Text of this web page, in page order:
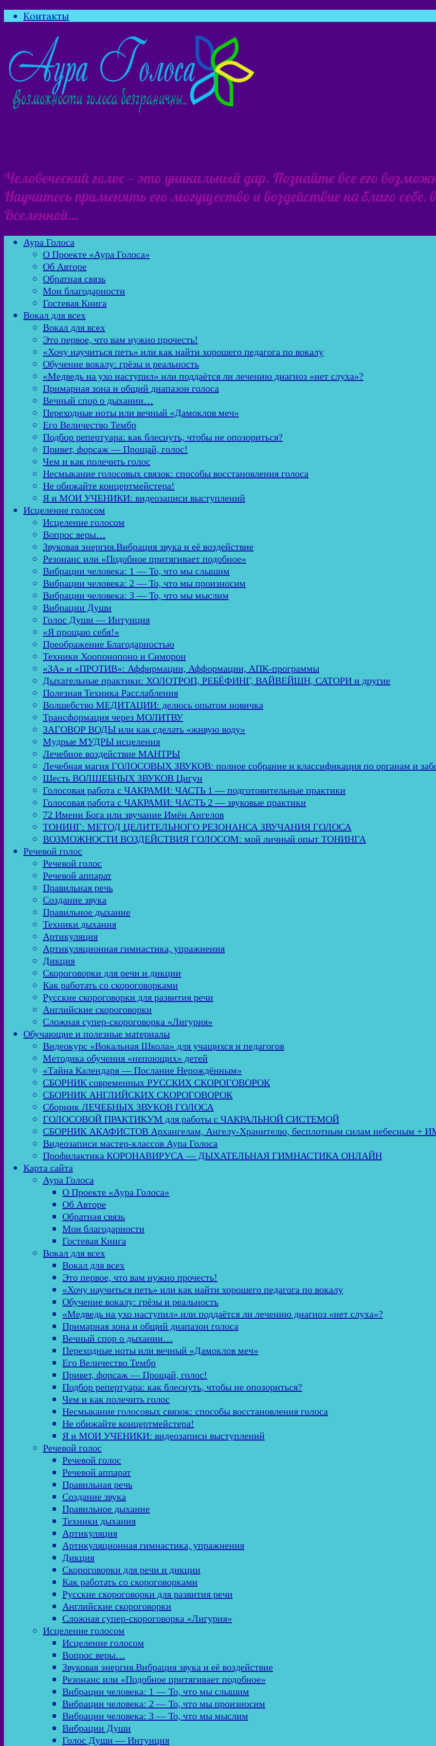
Контакты
Человеческий голос — это уникальный дар. Познайте все его
Научитесь применять его могущество и воздействие на благо
Вселенной…
Аура Голоса
О Проекте «Аура Голоса»
Об Авторе
Обратная связь
Мои благодарности
Гостевая Книга
Вокал для всех
Вокал для всех
Это первое, что вам нужно прочесть!
«Хочу научиться петь» или как найти хорошего педагога по вокалу
Обучение вокалу: грёзы и реальность
«Медведь на ухо наступил» или поддаётся ли лечению диагноз «нет слуха»?
Примарная зона и общий диапазон голоса
Вечный спор о дыхании…
Переходные ноты или вечный «Дамоклов меч»
Его Величество Тембр
Подбор репертуара: как блеснуть, чтобы не опозориться?
Привет, форсаж — Прощай, голос!
Чем и как полечить голос
Несмыкание голосовых связок: способы восстановления голоса
Не обижайте концертмейстера!
Я и МОИ УЧЕНИКИ: видеозаписи выступлений
Исцеление голосом
Исцеление голосом
Вопрос веры…
Звуковая энергия.Вибрация звука и её воздействие
Резонанс или «Подобное притягивает подобное»
Вибрации человека: 1 — То, что мы слышим
Вибрации человека: 2 — То, что мы произносим
Вибрации человека: 3 — То, что мы мыслим
Вибрации Души
Голос Души — Интуиция
«Я прощаю себя!»
Преображение Благодарностью
Техники Хоопонопоно и Симорон
«ЗА» и «ПРОТИВ»: Аффирмации, Афформации, АПК-программы
Дыхательные практики: ХОЛОТРОП, РЕБЁФИНГ, ВАЙВЕЙШН, САТОРИ и другие
Полезная Техника Расслабления
Волшебство МЕДИТАЦИИ: делюсь опытом новичка
Трансформация через МОЛИТВУ
ЗАГОВОР ВОДЫ или как сделать «живую воду»
Мудрые МУДРЫ исцеления
Лечебное воздействие МАНТРЫ
Лечебная магия ГОЛОСОВЫХ ЗВУКОВ: полное собрание и классификация по органам и
Шесть ВОЛШЕБНЫХ ЗВУКОВ Цигун
Голосовая работа с ЧАКРАМИ: ЧАСТЬ 1 — подготовительные практики
Голосовая работа с ЧАКРАМИ: ЧАСТЬ 2 — звуковые практики
72 Имени Бога или звучание Имён Ангелов
ТОНИНГ: МЕТОД ЦЕЛИТЕЛЬНОГО РЕЗОНАНСА ЗВУЧАНИЯ ГОЛОСА
ВОЗМОЖНОСТИ ВОЗДЕЙСТВИЯ ГОЛОСОМ: мой личный опыт ТОНИНГА
Речевой голос
Речевой голос
Речевой аппарат
Правильная речь
Создание звука
Правильное дыхание
Техники дыхания
Артикуляция
Артикуляционная гимнастика, упражнения
Дикция
Скороговорки для речи и дикции
Как работать со скороговорками
Русские скороговорки для развития речи
Английские скороговорки
Сложная супер-скороговорка «Лигурия»
Обучающие и полезные материалы
Видеокурс «Вокальная Школа» для учащихся и педагогов
Методика обучения «непоющих» детей
«Тайна Календаря — Послание Нерождённым»
СБОРНИК современных РУССКИХ СКОРОГОВОРОК
СБОРНИК АНГЛИЙСКИХ СКОРОГОВОРОК
Сборник ЛЕЧЕБНЫХ ЗВУКОВ ГОЛОСА
ГОЛОСОВОЙ ПРАКТИКУМ для работы с ЧАКРАЛЬНОЙ СИСТЕМОЙ
СБОРНИК АКАФИСТОВ Архангелам, Ангелу-Хранителю, бесплотным силам небесным +
Видеозаписи мастер-классов Аура Голоса
Профилактика КОРОНАВИРУСА — ДЫХАТЕЛЬНАЯ ГИМНАСТИКА ОНЛАЙН
Карта сайта
Аура Голоса
О Проекте «Аура Голоса»
Об Авторе
Обратная связь
Мои благодарности
Гостевая Книга
Вокал для всех
Вокал для всех
Это первое, что вам нужно прочесть!
«Хочу научиться петь» или как найти хорошего педагога по вокалу
Обучение вокалу: грёзы и реальность
«Медведь на ухо наступил» или поддаётся ли лечению диагноз «нет слуха»?
Примарная зона и общий диапазон голоса
Вечный спор о дыхании…
Переходные ноты или вечный «Дамоклов меч»
Его Величество Тембр
Привет, форсаж — Прощай, голос!
Подбор репертуара: как блеснуть, чтобы не опозориться?
Чем и как полечить голос
Несмыкание голосовых связок: способы восстановления голоса
Не обижайте концертмейстера!
Я и МОИ УЧЕНИКИ: видеозаписи выступлений
Речевой голос
Речевой голос
Речевой аппарат
Правильная речь
Создание звука
Правильное дыхание
Техники дыхания
Артикуляция
Артикуляционная гимнастика, упражнения
Дикция
Скороговорки для речи и дикции
Как работать со скороговорками
Русские скороговорки для развития речи
Английские скороговорки
Сложная супер-скороговорка «Лигурия»
Исцеление голосом
Исцеление голосом
Вопрос веры…
Звуковая энергия.Вибрация звука и её воздействие
Резонанс или «Подобное притягивает подобное»
Вибрации человека: 1 — То, что мы слышим
Вибрации человека: 2 — То, что мы произносим
Вибрации человека: 3 — То, что мы мыслим
Вибрации Души
Голос Души — Интуиция